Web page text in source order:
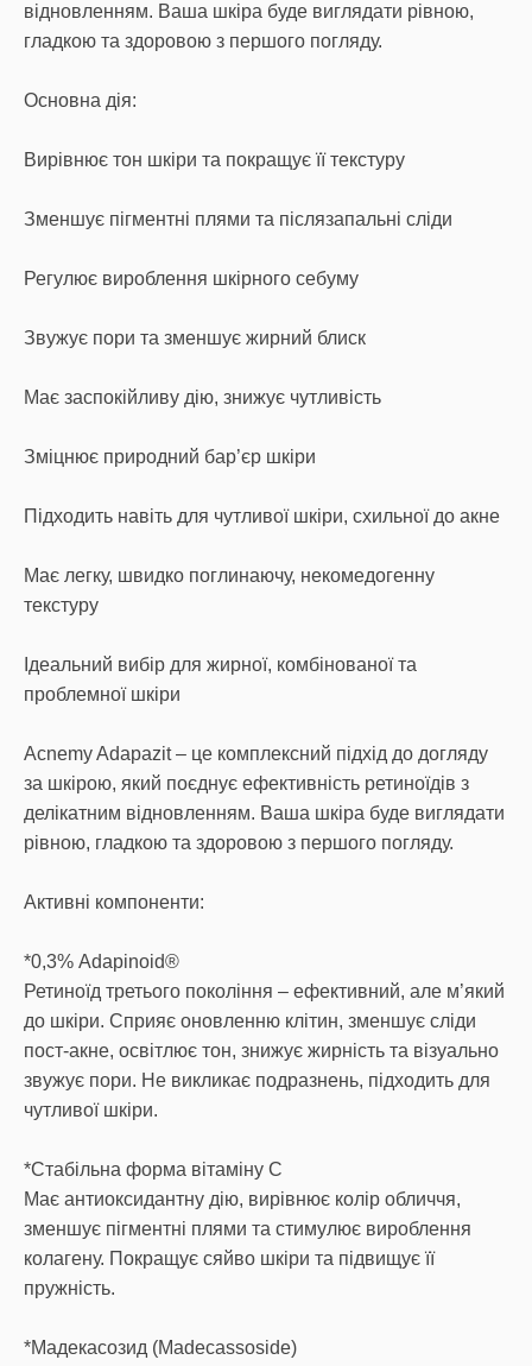
відновленням. Ваша шкіра буде виглядати рівною,
гладкою та здоровою з першого погляду.
Основна дія:
Вирівнює тон шкіри та покращує її текстуру
Зменшує пігментні плями та післязапальні сліди
Регулює вироблення шкірного себуму
Звужує пори та зменшує жирний блиск
Має заспокійливу дію, знижує чутливість
Зміцнює природний бар’єр шкіри
Підходить навіть для чутливої шкіри, схильної до акне
Має легку, швидко поглинаючу, некомедогенну
текстуру
Ідеальний вибір для жирної, комбінованої та
проблемної шкіри
Acnemy Adapazit – це комплексний підхід до догляду
за шкірою, який поєднує ефективність ретиноїдів з
делікатним відновленням. Ваша шкіра буде виглядати
рівною, гладкою та здоровою з першого погляду.
Активні компоненти:
*0,3% Adapinoid®
Ретиноїд третього покоління – ефективний, але м’який
до шкіри. Сприяє оновленню клітин, зменшує сліди
пост-акне, освітлює тон, знижує жирність та візуально
звужує пори. Не викликає подразнень, підходить для
чутливої шкіри.
*Стабільна форма вітаміну С
Має антиоксидантну дію, вирівнює колір обличчя,
зменшує пігментні плями та стимулює вироблення
колагену. Покращує сяйво шкіри та підвищує її
пружність.
*Мадекасозид (Madecassoside)